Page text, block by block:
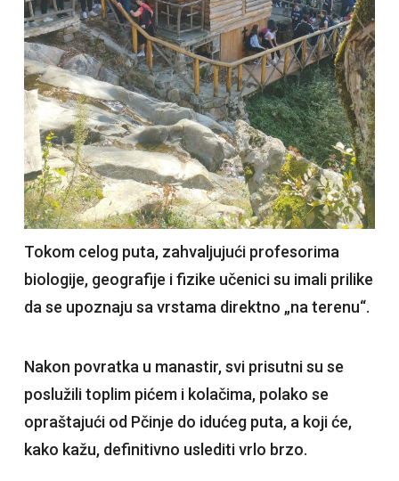
Tokom celog puta, zahvaljujući profesorima
biologije, geografije i fizike učenici su imali prilike
da se upoznaju sa vrstama direktno „na terenu“.
Nakon povratka u manastir, svi prisutni su se
poslužili toplim pićem i kolačima, polako se
opraštajući od Pčinje do idućeg puta, a koji će,
kako kažu, definitivno uslediti vrlo brzo.